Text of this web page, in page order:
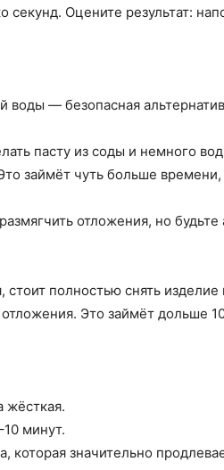
Оцените результат:
— безопасная
пасту из соды и немного
займёт чуть больше
отложения, но
полностью снять изделие
Это займёт дольше
жёсткая.
минут.
значительно